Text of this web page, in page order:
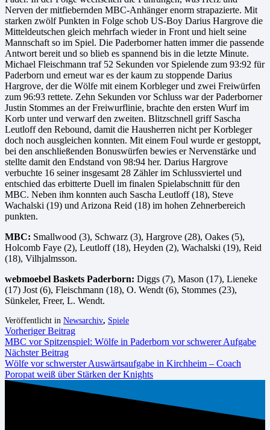
Nerven der mitfiebernden MBC-Anhänger enorm strapazierte. Mit
starken zwölf Punkten in Folge schob US-Boy Darius Hargrove die
Mitteldeutschen gleich mehrfach wieder in Front und hielt seine
Mannschaft so im Spiel. Die Paderborner hatten immer die passende
Antwort bereit und so blieb es spannend bis in die letzte Minute.
Michael Fleischmann traf 52 Sekunden vor Spielende zum 93:92 für
Paderborn und erneut war es der kaum zu stoppende Darius
Hargrove, der die Wölfe mit einem Korbleger und zwei Freiwürfen
zum 96:93 rettete. Zehn Sekunden vor Schluss war der Paderborner
Justin Stommes an der Freiwurflinie, brachte den ersten Wurf im
Korb unter und verwarf den zweiten. Blitzschnell griff Sascha
Leutloff den Rebound, damit die Hausherren nicht per Korbleger
doch noch ausgleichen konnten. Mit einem Foul wurde er gestoppt,
bei den anschließenden Bonuswürfen bewies er Nervenstärke und
stellte damit den Endstand von 98:94 her. Darius Hargrove
verbuchte 16 seiner insgesamt 28 Zähler im Schlussviertel und
entschied das erbitterte Duell im finalen Spielabschnitt für den
MBC. Neben ihm konnten auch Sascha Leutloff (18), Steve
Wachalski (19) und Arizona Reid (18) im hohen Zehnerbereich
punkten.
MBC: Smallwood (3), Schwarz (3), Hargrove (28), Oakes (5),
Holcomb Faye (2), Leutloff (18), Heyden (2), Wachalski (19), Reid
(18), Vilhjalmsson.
webmoebel Baskets Paderborn: Diggs (7), Mason (17), Lieneke
(17) Jost (6), Fleischmann (18), O. Wendt (6), Stommes (23),
Sünkeler, Freer, L. Wendt.
Veröffentlicht in Newsarchiv, Spiele
Vorheriger Beitrag
MBC vor Spitzenspiel: Wölfe in Paderborn vor schwerer Aufgabe
Nächster Beitrag
Wölfe vor schwerster Auswärtsaufgabe in Kirchheim – Coach
Poropat weiß über Stärken der Knights